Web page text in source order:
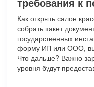
Как открыть салон
собрать пакет
государственных
форму ИП или ООО,
Что дальше? Важно
уровня будут